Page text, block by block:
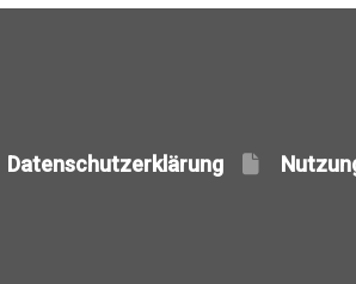
Datenschutzerklärung